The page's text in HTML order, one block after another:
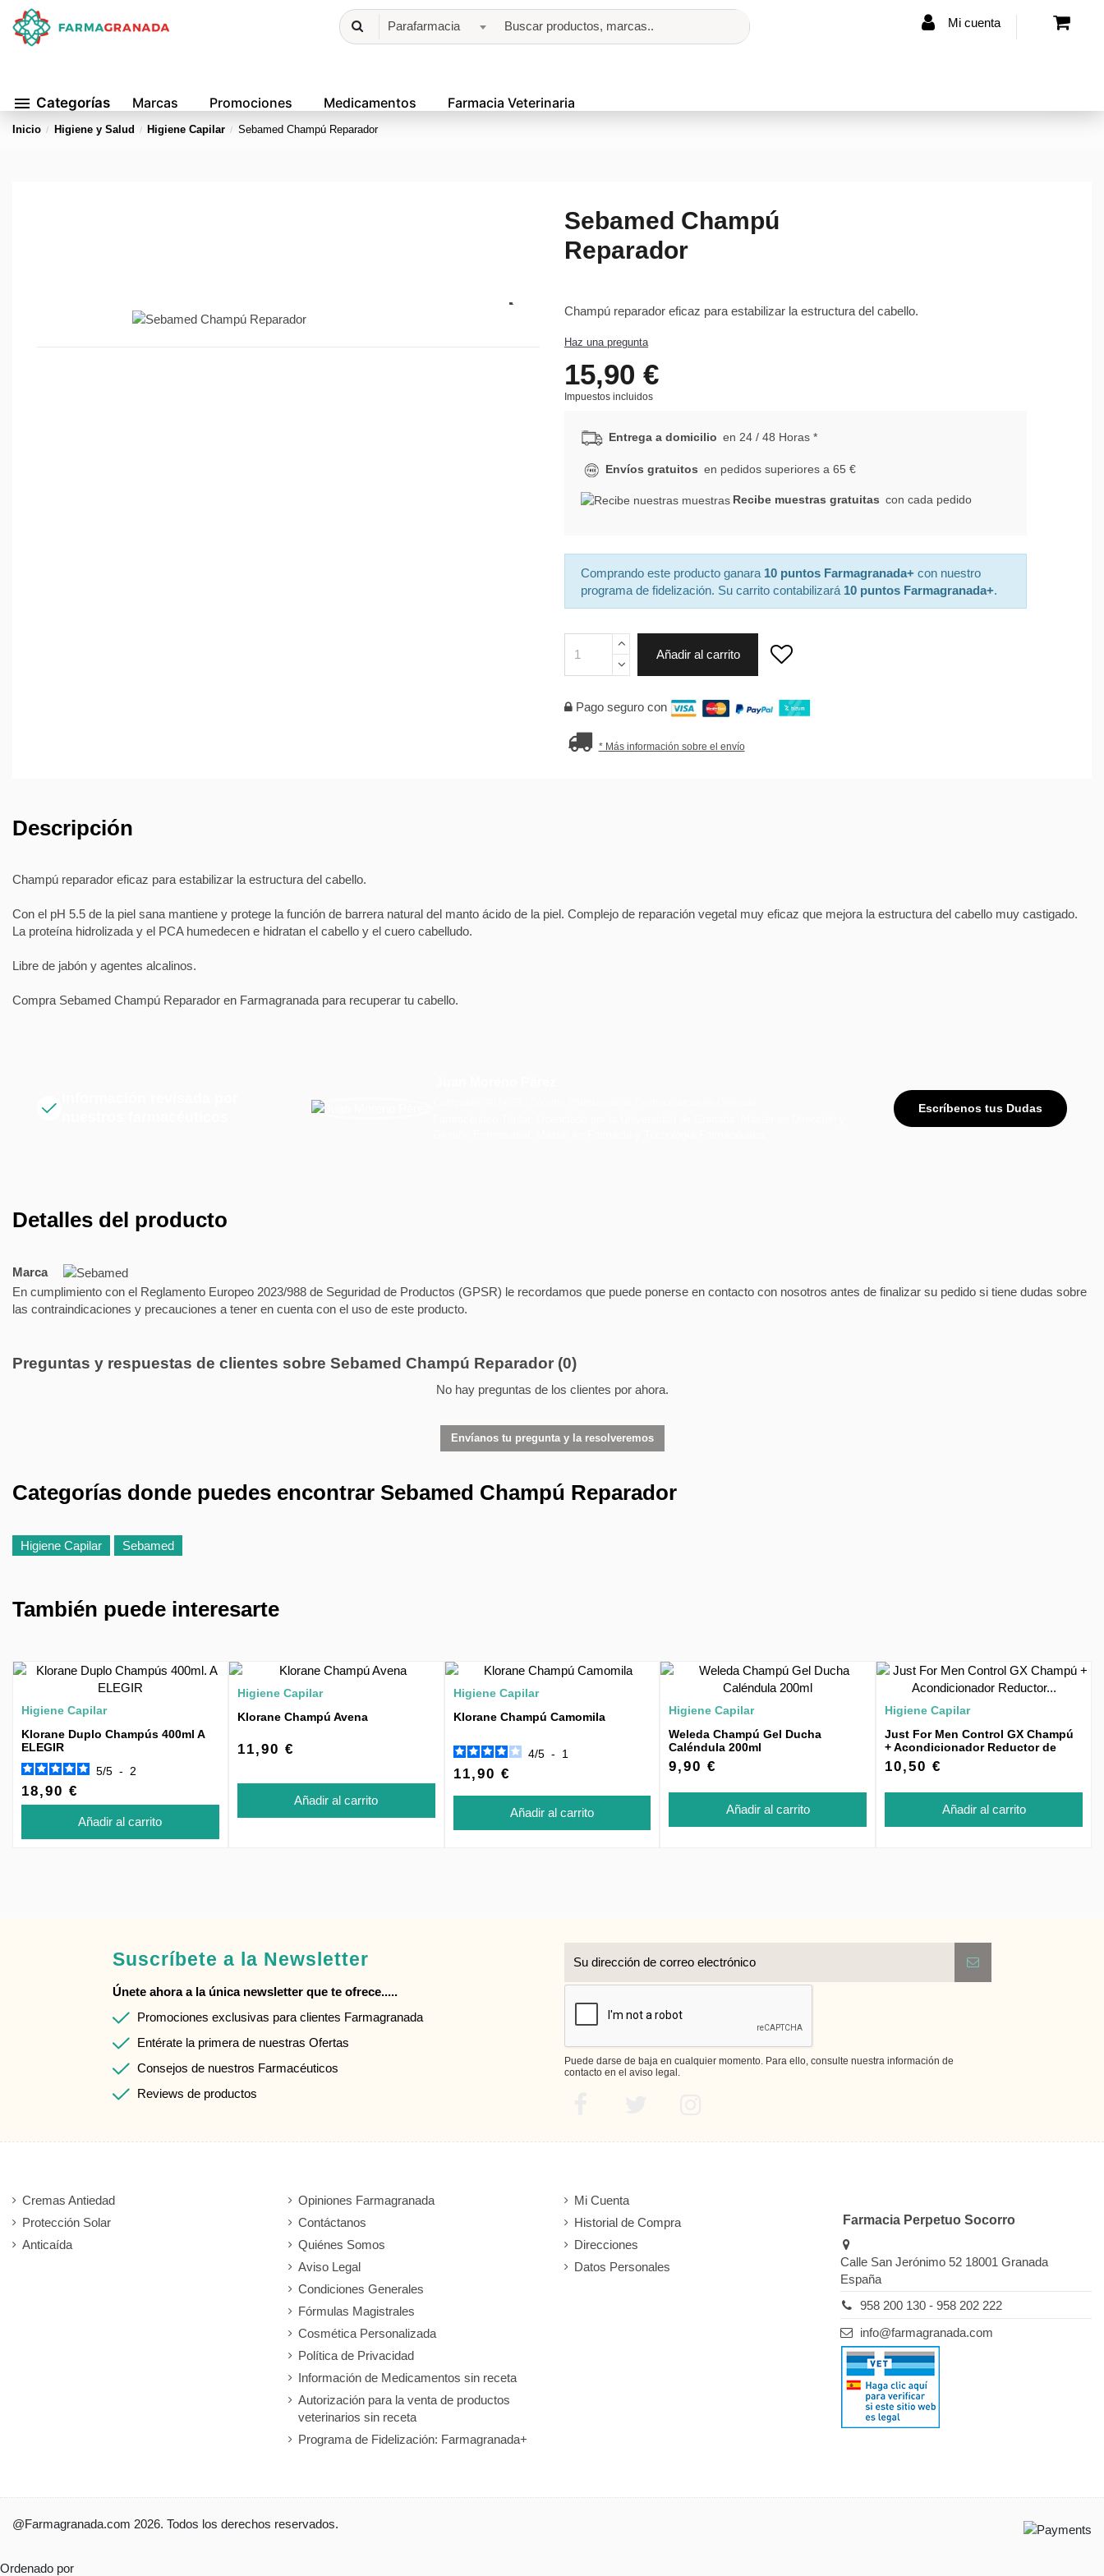
menu Categorías Marcas Promociones Medicamentos Farmacia Veterinaria
Parafarmacia Mi cuenta
Inicio Higiene y Salud Higiene Capilar Sebamed Champú Reparador
Sebamed Champú
Reparador
Champú reparador eficaz para estabilizar la estructura del cabello.
Haz una pregunta
15,90 €
Impuestos incluidos
Entrega a domicilio en 24 / 48 Horas *
Envíos gratuitos en pedidos superiores a 65 €
Recibe muestras gratuitas con cada pedido
Comprando este producto ganara 10 puntos Farmagranada+con nuestro
programa de fidelización. Su carrito contabilizará 10 puntos Farmagranada+.
Añadir al carrito
Pago seguro con
* Más información sobre el envío
Descripción
Champú reparador eficaz para estabilizar la estructura del cabello.
Con el pH 5.5 de la piel sana mantiene y protege la función de barrera natural del manto ácido de la piel. Complejo de reparación vegetal muy eficaz que mejora la estructura del cabello muy castigado.
La proteína hidrolizada y el PCA humedecen e hidratan el cabello y el cuero cabelludo.
Libre de jabón y agentes alcalinos.
Compra Sebamed Champú Reparador en Farmagranada para recuperar tu cabello.
Escríbenos tus Dudas
Detalles del producto
Marca
En cumplimiento con el Reglamento Europeo 2023/988 de Seguridad de Productos (GPSR) le recordamos que puede ponerse en contacto con nosotros antes de finalizar su pedido si tiene dudas sobre
las contraindicaciones y precauciones a tener en cuenta con el uso de este producto.
Preguntas y respuestas de clientes sobre Sebamed Champú Reparador (0)
No hay preguntas de los clientes por ahora.
Envíanos tu pregunta y la resolveremos
Categorías donde puedes encontrar Sebamed Champú Reparador
Higiene Capilar Sebamed
También puede interesarte
Higiene Capilar
Klorane Duplo Champús 400ml A
ELEGIR
5/5 - 2
18,90 €
Añadir al carrito
Higiene Capilar
Klorane Champú Avena
11,90 €
Añadir al carrito
Higiene Capilar
Klorane Champú Camomila
4/5 - 1
11,90 €
Añadir al carrito
Higiene Capilar
Weleda Champú Gel Ducha
Caléndula 200ml
9,90 €
Añadir al carrito
Higiene Capilar
Just For Men Control GX Champú
+ Acondicionador Reductor de
Canas 118ml
10,50 €
Añadir al carrito
Suscríbete a la Newsletter
Únete ahora a la única newsletter que te ofrece.....
Promociones exclusivas para clientes Farmagranada
Entérate la primera de nuestras Ofertas
Consejos de nuestros Farmacéuticos
Reviews de productos
Puede darse de baja en cualquier momento. Para ello, consulte nuestra información de
contacto en el aviso legal.
Cremas Antiedad
Protección Solar
Anticaída
Opiniones Farmagranada
Contáctanos
Quiénes Somos
Aviso Legal
Condiciones Generales
Fórmulas Magistrales
Cosmética Personalizada
Política de Privacidad
Información de Medicamentos sin receta
Autorización para la venta de productos
veterinarios sin receta
Programa de Fidelización: Farmagranada+
Mi Cuenta
Historial de Compra
Direcciones
Datos Personales
Farmacia Perpetuo Socorro
Calle San Jerónimo 52 18001 Granada
España
958 200 130 - 958 202 222
info@farmagranada.com
@Farmagranada.com 2026. Todos los derechos reservados.
Ordenado por